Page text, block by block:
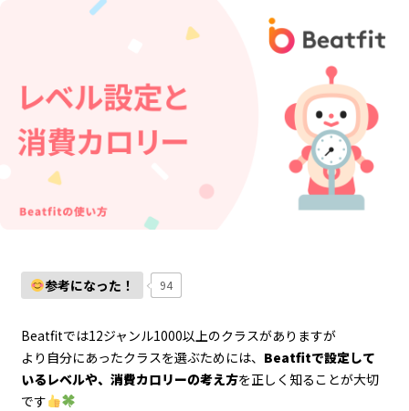
参考になった！ 94
Beatfitでは12ジャンル1000以上のクラスがありますが
より自分にあったクラスを選ぶためには、 Beatfitで設定して
いるレベルや、消費カロリーの考え方を正しく知ることが大切
です